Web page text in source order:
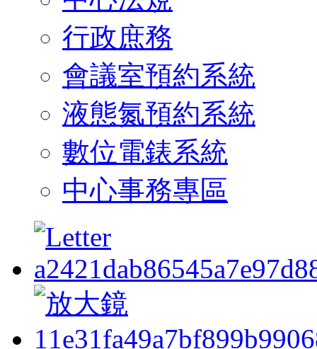
行政庶務
會議室預約系統
液態氮預約系統
數位電錶系統
中心事務專區